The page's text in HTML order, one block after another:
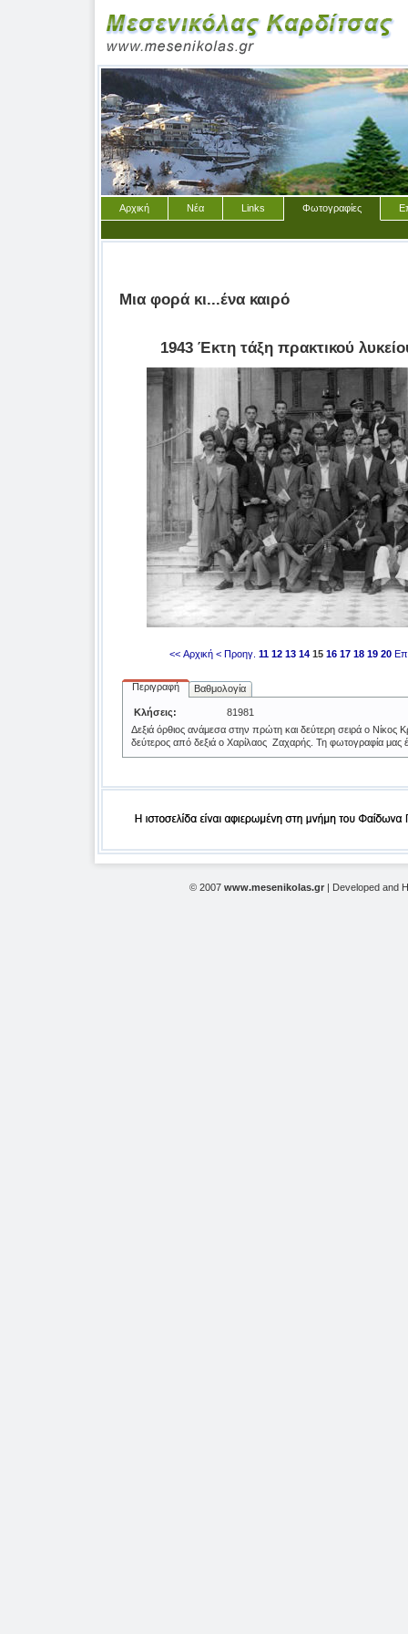
Αρχική Νέα Links Φωτογραφίες
Μια φορά κι...ένα καιρό
1943 Έκτη τάξη πρακτικού
<< Αρχική < Προηγ. 11 12 13 14 15 16 17 18 19 20
Περιγραφή Βαθμολογία
Κλήσεις:
81981
Δεξιά όρθιος ανάμεσα στην πρώτη και δεύτερη σειρά ο Νίκος
δεύτερος από δεξιά ο Χαρίλαος Ζαχαρής. Τη φωτογραφία μας
© 2007 www.mesenikolas.gr | Developed and